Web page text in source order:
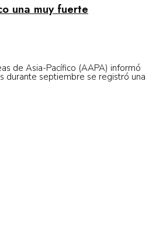
una muy fuerte
de Asia-Pacífico (AAPA) informó
durante septiembre se registró una